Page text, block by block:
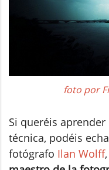
foto por
Si queréis
técnica, podéis
fotógrafo Ilan Wolff